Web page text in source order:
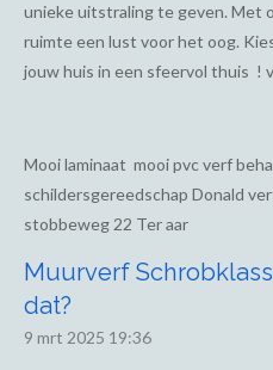
unieke uitstraling te geven. Met
ruimte een lust voor het oog.
jouw huis in een sfeervol thuis !
Mooi laminaat mooi pvc verf
schildersgereedschap Donald
stobbeweg 22 Ter aar
Muurverf
dat?
9 mrt 2025 19:36